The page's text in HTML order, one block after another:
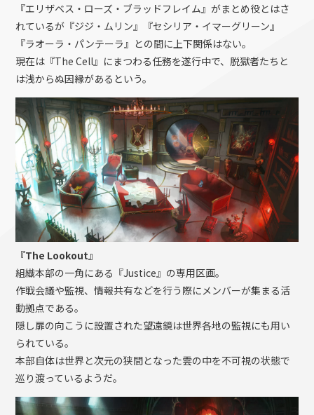
『エリザベス・ローズ・ブラッドフレイム』がまとめ役とはさ
れているが『ジジ・ムリン』『セシリア・イマーグリーン』
『ラオーラ・パンテーラ』との間に上下関係はない。
現在は『The Cell』にまつわる任務を遂行中で、脱獄者たちと
は浅からぬ因縁があるという。
『The Lookout』
組織本部の一角にある『Justice』の専用区画。
作戦会議や監視、情報共有などを行う際にメンバーが集まる活
動拠点である。
隠し扉の向こうに設置された望遠鏡は世界各地の監視にも用い
られている。
本部自体は世界と次元の狭間となった雲の中を不可視の状態で
巡り渡っているようだ。